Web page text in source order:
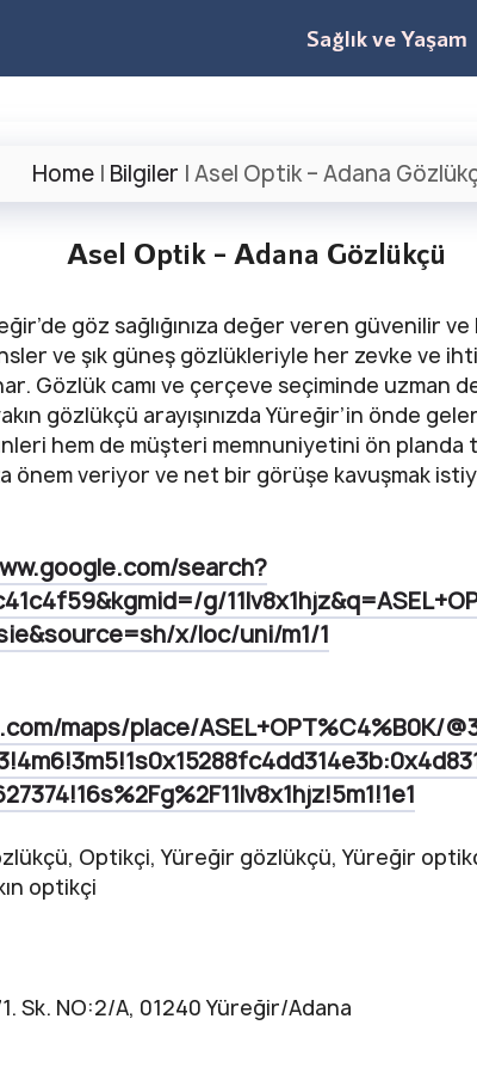
Sağlık ve Yaşam
Home| Bilgiler | Asel Optik – Adana
Asel Optik – Adana Gözlükçü
göz sağlığınıza değer veren güvenilir
ve şık güneş gözlükleriyle her zevke ve
Gözlük camı ve çerçeve seçiminde uzman
gözlükçü arayışınızda Yüreğir’in önde
hem de müşteri memnuniyetini ön planda
önem veriyor ve net bir görüşe kavuşmak
search?
g/
x/loc/uni/m1/1
maps/place/ASEL+OPT%C4%B0K/
Optikçi, Yüreğir gözlükçü, Yüreğir
optikçi
Sk. NO:2/A, 01240 Yüreğir/Adana